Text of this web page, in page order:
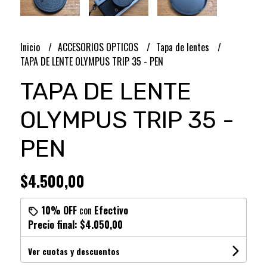
Inicio ACCESORIOS OPTICOS
Tapa de lentes
TAPA DE LENTE OLYMPUS TRIP 35 - PEN
TAPA DE LENTE
OLYMPUS TRIP 35 -
PEN
$4.500,00
10% OFFcon Efectivo
Precio final: $4.050,00
Ver cuotas y descuentos